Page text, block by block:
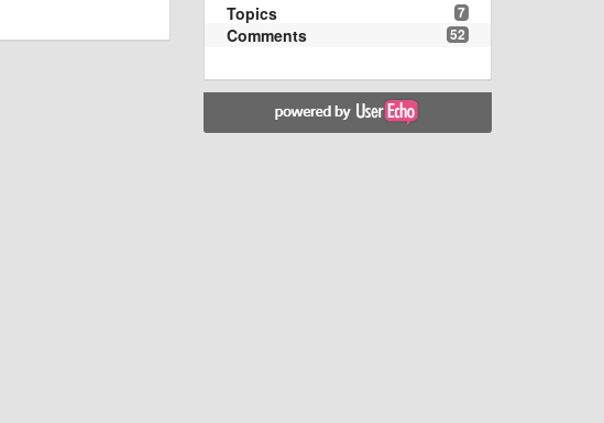
7
Topics
52
Comments